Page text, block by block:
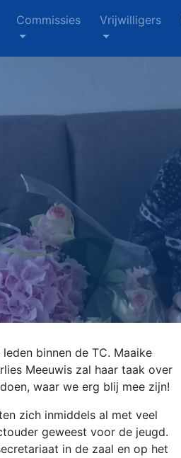
Commissies Vrijwilligers
binnen de TC. Maaike
Meeuwis zal haar taak over
waar we erg blij mee zijn!
zich inmiddels al met veel
geweest voor de jeugd.
in de zaal en op het